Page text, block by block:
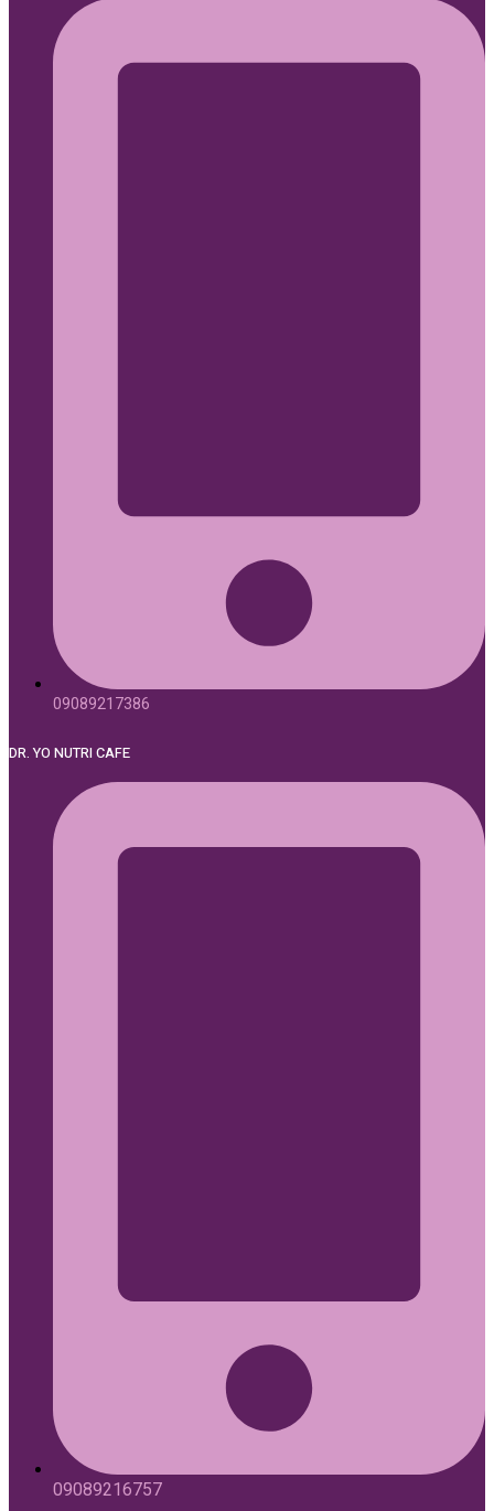
09089217386
DR. YO NUTRI CAFE
09089216757